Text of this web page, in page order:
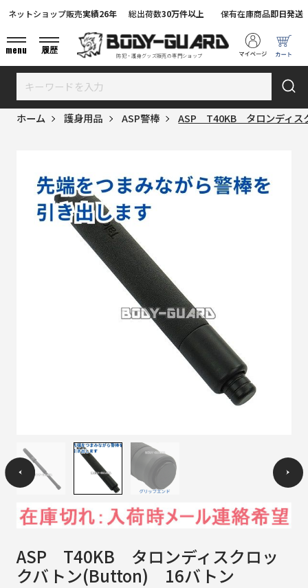
防犯・護身グッズ販売の専門ショップ
ネットショップ販売実績26年 総出荷数30万件以上 保有在庫商品即日発送
menu 履歴
ホーム 護身用品 ASP警棒 ASP T40KB タロンディス
ASP T40KB タロンディスクロッ
クバトン(Button) 16バトン